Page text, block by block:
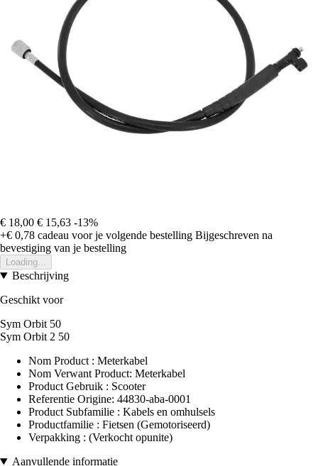
€ 18,00 € 15,63 -13%
+€ 0,78 cadeau voor je volgende bestelling Bijgeschreven na
bevestiging van je bestelling
Loading...
Beschrijving
Geschikt voor
Sym Orbit 50
Sym Orbit 2 50
Nom Product : Meterkabel
Nom Verwant Product: Meterkabel
Product Gebruik : Scooter
Referentie Origine: 44830-aba-0001
Product Subfamilie : Kabels en omhulsels
Productfamilie : Fietsen (Gemotoriseerd)
Verpakking : (Verkocht opunite)
Aanvullende informatie